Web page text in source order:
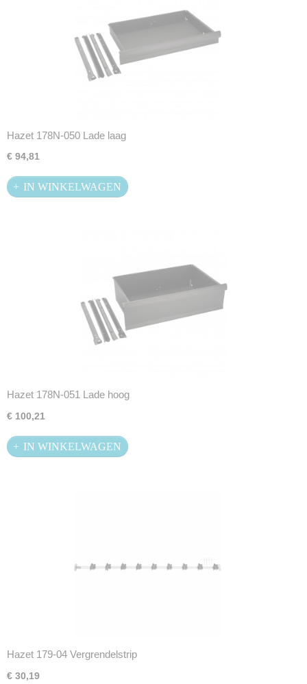
Hazet 178N-050 Lade laag
€ 94,81
IN WINKELWAGEN
Hazet 178N-051 Lade hoog
€ 100,21
IN WINKELWAGEN
Hazet 179-04 Vergrendelstrip
€ 30,19